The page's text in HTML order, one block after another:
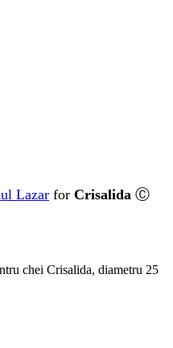
Lazar for Crisalida Ⓒ
chei Crisalida, diametru 25